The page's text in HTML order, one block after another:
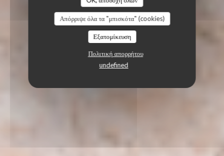
Απόρριψε όλα τα "μπισκότα" (cookies)
Εξατομίκευση
Πολιτική απορρήτου
undefined